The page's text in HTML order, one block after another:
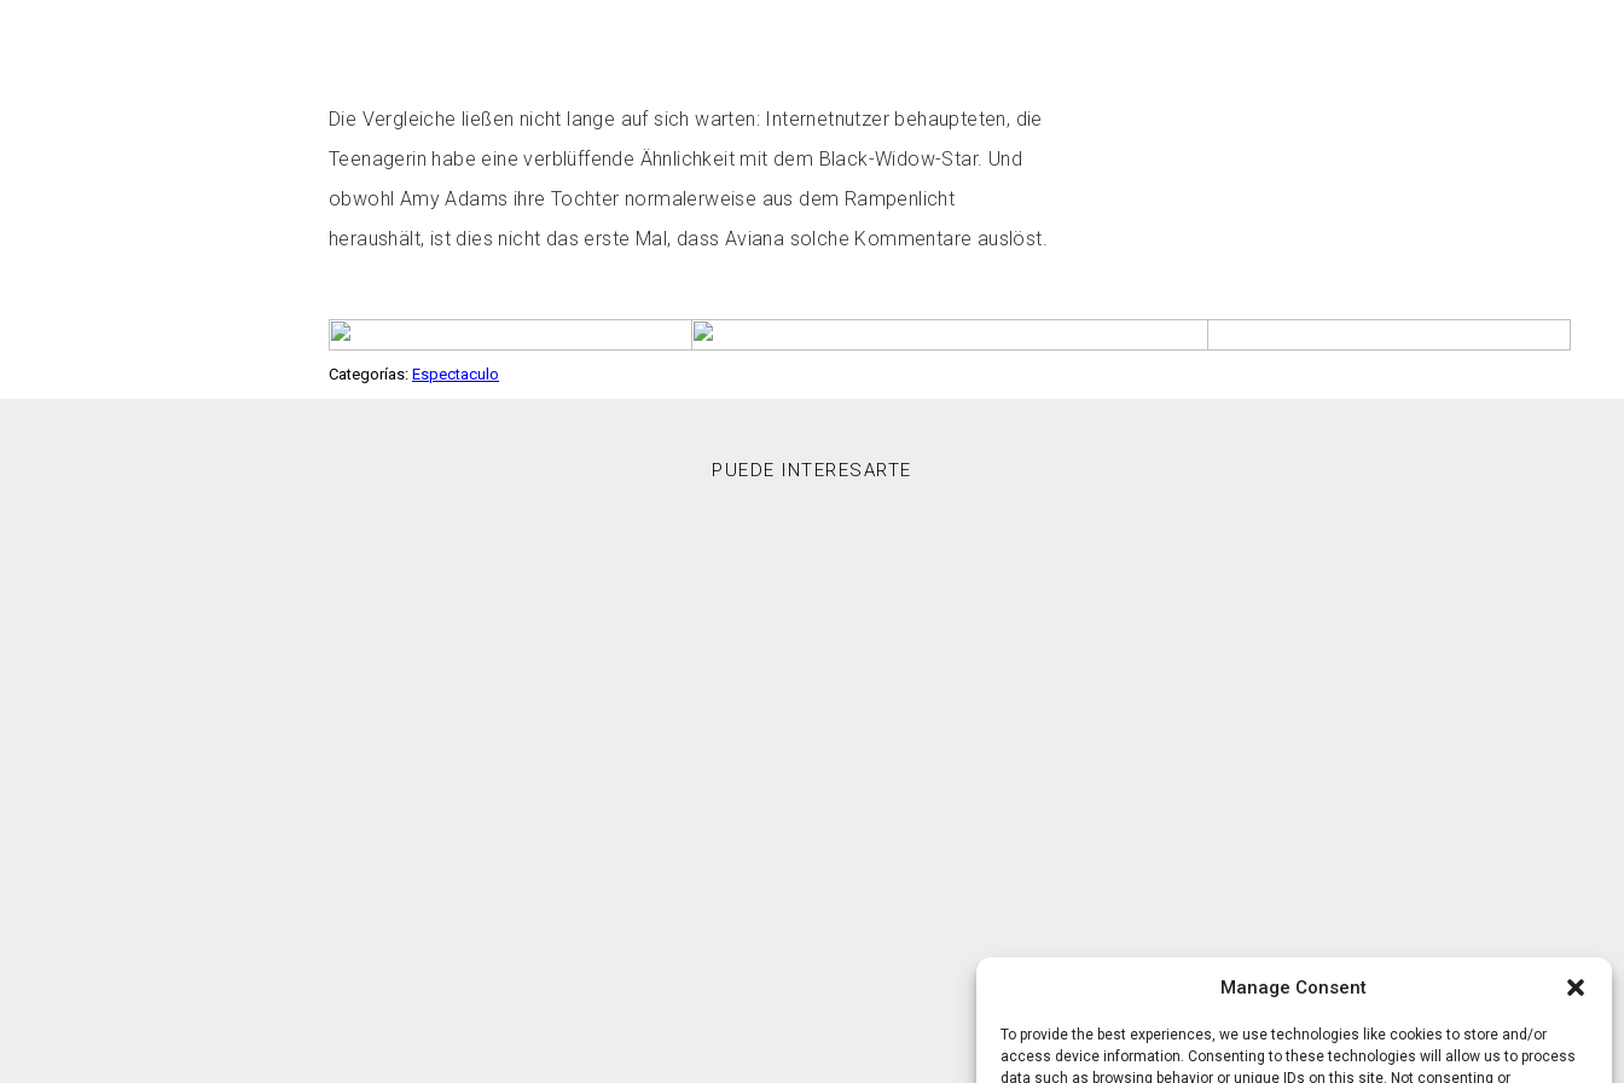
Manage Consent
To provide the best experiences, we use technologies like cookies to store and/or
access device information. Consenting to these technologies will allow us to process
data such as browsing behavior or unique IDs on this site. Not consenting or
Die Vergleiche ließen nicht lange auf sich warten: Internetnutzer behaupteten, die
Teenagerin habe eine verblüffende Ähnlichkeit mit dem Black-Widow-Star. Und
obwohl Amy Adams ihre Tochter normalerweise aus dem Rampenlicht
heraushält, ist dies nicht das erste Mal, dass Aviana solche Kommentare auslöst.
Categorías: Espectaculo
PUEDE INTERESARTE